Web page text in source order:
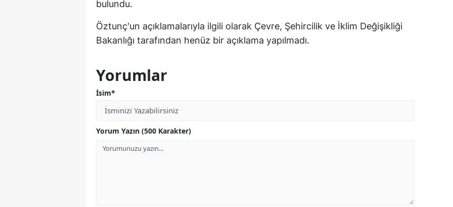
bulundu.
Öztunç'un açıklamalarıyla ilgili olarak Çevre, Şehircilik ve İklim Değişikliği
Bakanlığı tarafından henüz bir açıklama yapılmadı.
Yorumlar
İsim*
Yorum Yazın (500 Karakter)